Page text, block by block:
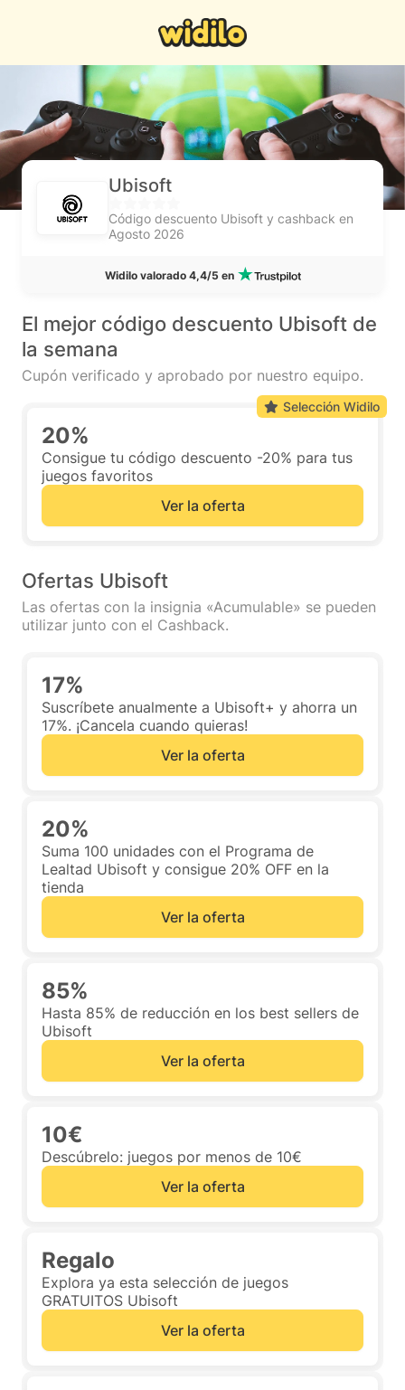
Ubisoft
Código descuento Ubisoft y cashback en
Agosto 2026
Widilo valorado 4,4/5 en
El mejor código descuento Ubisoft de
la semana
Cupón verificado y aprobado por nuestro equipo.
20%
Consigue tu código descuento -20% para tus
juegos favoritos
Ver la oferta
Selección Widilo
Ofertas Ubisoft
Las ofertas con la insignia «Acumulable» se pueden
utilizar junto con el Cashback.
17%
Suscríbete anualmente a Ubisoft+ y ahorra un
17%. ¡Cancela cuando quieras!
Ver la oferta
20%
Suma 100 unidades con el Programa de
Lealtad Ubisoft y consigue 20% OFF en la
tienda
Ver la oferta
85%
Hasta 85% de reducción en los best sellers de
Ubisoft
Ver la oferta
10€
Descúbrelo: juegos por menos de 10€
Ver la oferta
Regalo
Explora ya esta selección de juegos
GRATUITOS Ubisoft
Ver la oferta